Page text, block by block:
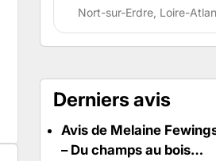
Nort-sur-Erdre Loire-
Derniers avis
Avis de Melaine
– Du champs au bois…